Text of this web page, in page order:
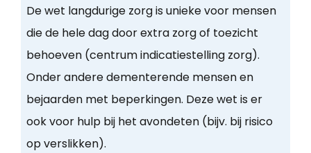
De wet langdurige zorg is unieke voor mensen
die de hele dag door extra zorg of toezicht
behoeven (centrum indicatiestelling zorg).
Onder andere dementerende mensen en
bejaarden met beperkingen. Deze wet is er
ook voor hulp bij het avondeten (bijv. bij risico
op verslikken).